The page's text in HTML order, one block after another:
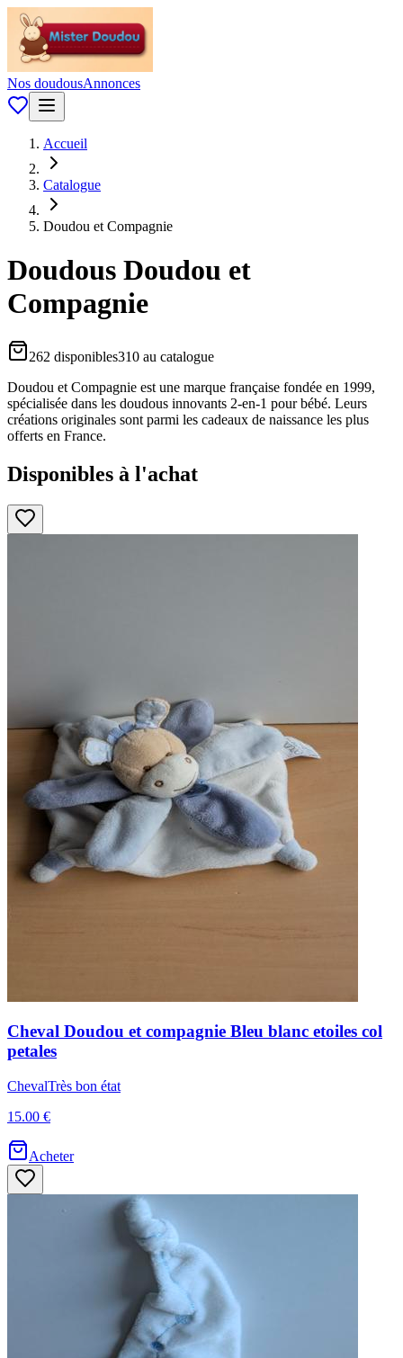
Nos doudousAnnonces
Accueil
Catalogue
Doudou et Compagnie
Doudous Doudou et
Compagnie
262 disponibles310 au catalogue
Doudou et Compagnie est une marque française fondée en 1999,
spécialisée dans les doudous innovants 2-en-1 pour bébé. Leurs
créations originales sont parmi les cadeaux de naissance les plus
offerts en France.
Disponibles à l'achat
Cheval Doudou et compagnie Bleu blanc etoiles col
petales
ChevalTrès bon état
15.00 €
Acheter